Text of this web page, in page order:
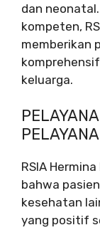
dan
kompeten,
memberikan
keluarga.
RSIA
bahwa
kesehatan
yang positif